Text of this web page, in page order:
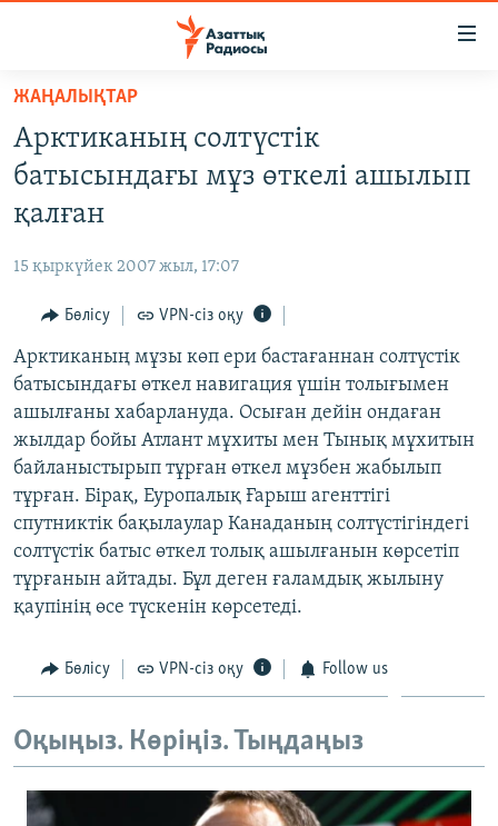
Skip
main
content
to
main
Navigation
Search
САЯСАТ
АДАМ ҚҰҚЫҚТАРЫ
ӘЛЕУМЕТ
ӘЛЕМ
АРНАЙЫ ЖОБАЛАР
Русский
ЖАЗЫЛЫҢЫЗ
Басқа тілдерде
ЖАҢАЛЫҚТАР
Арктиканың солтүстік
батысындағы мұз өткелі ашылып
қалған
15 қыркүйек 2007 жыл, 17:07
Бөлісу VPN-сіз оқу
Арктиканың мұзы көп ери бастағаннан солтүстік
батысындағы өткел навигация үшін толығымен
ашылғаны хабарлануда. Осыған дейін ондаған
жылдар бойы Атлант мұхиты мен Тынық мұхитын
байланыстырып тұрған өткел мұзбен жабылып
тұрған. Бірақ, Еуропалық Ғарыш агенттігі
спутниктік бақылаулар Канаданың солтүстігіндегі
солтүстік батыс өткел толық ашылғанын көрсетіп
тұрғанын айтады. Бұл деген ғаламдық жылыну
қаупінің өсе түскенін көрсетеді.
Бөлісу VPN-сіз оқу Follow us
Оқыңыз. Көріңіз. Тыңдаңыз